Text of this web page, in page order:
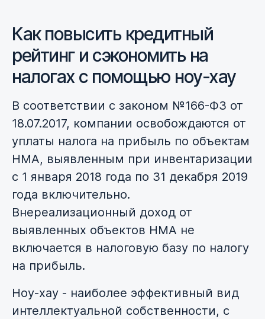
Как повысить кредитный
рейтинг и сэкономить на
налогах с помощью ноу-хау
В соответствии с законом №166-ФЗ от
18.07.2017, компании освобождаются от
уплаты налога на прибыль по объектам
НМА, выявленным при инвентаризации
с 1 января 2018 года по 31 декабря 2019
года включительно.
Внереализационный доход от
выявленных объектов НМА не
включается в налоговую базу по налогу
на прибыль.
Ноу-хау - наиболее эффективный вид
интеллектуальной собственности, с